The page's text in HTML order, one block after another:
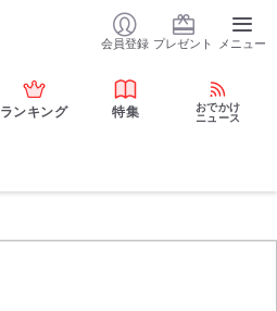
会員登録 プレゼント メニュー
ランキング 特集
おでかけ
ニュース